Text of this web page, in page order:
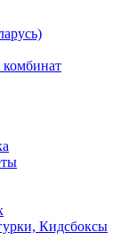
Кидсбоксы